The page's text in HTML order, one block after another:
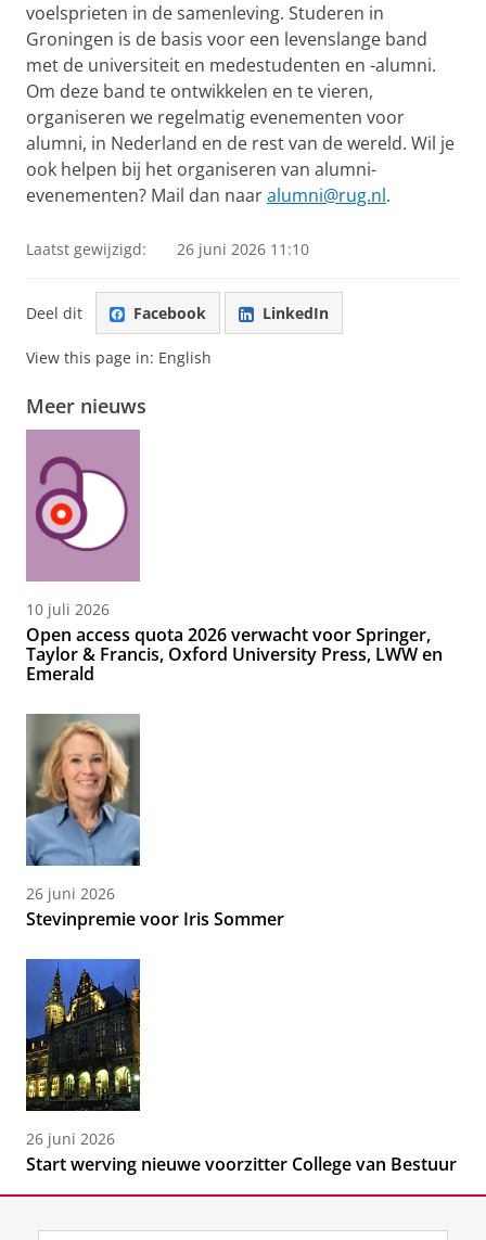
voelsprieten in de samenleving. Studeren in
Groningen is de basis voor een levenslange band
met de universiteit en medestudenten en -alumni.
Om deze band te ontwikkelen en te vieren,
organiseren we regelmatig evenementen voor
alumni, in Nederland en de rest van de wereld. Wil je
ook helpen bij het organiseren van alumni-
evenementen? Mail dan naaralumni@rug.nl.
Laatst gewijzigd: 26 juni 2026 11:10
Deel dit Facebook LinkedIn
View this page in: English
Meer nieuws
10 juli 2026
Open access quota 2026 verwacht voor Springer,
Taylor & Francis, Oxford University Press, LWW en
Emerald
26 juni 2026
Stevinpremie voor Iris Sommer
26 juni 2026
Start werving nieuwe voorzitter College van Bestuur